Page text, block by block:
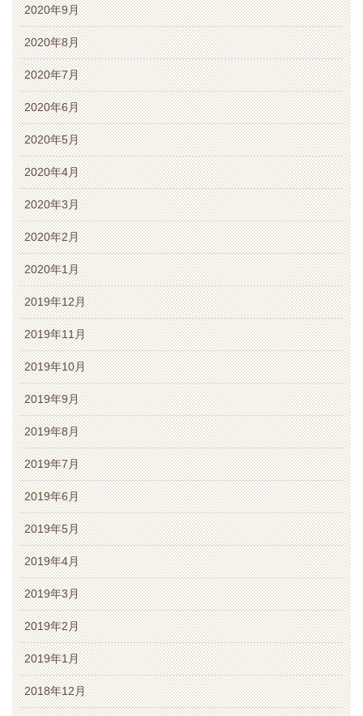
2020年9月
2020年8月
2020年7月
2020年6月
2020年5月
2020年4月
2020年3月
2020年2月
2020年1月
2019年12月
2019年11月
2019年10月
2019年9月
2019年8月
2019年7月
2019年6月
2019年5月
2019年4月
2019年3月
2019年2月
2019年1月
2018年12月